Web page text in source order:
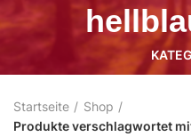
Startseite
Shop
Produkte verschlagwortet